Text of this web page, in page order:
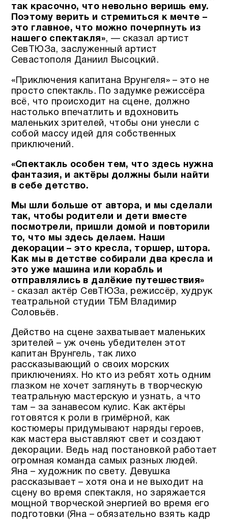
так красочно, что невольно веришь ему.
Поэтому верить и стремиться к мечте –
это главное, что можно почерпнуть из
нашего спектакля», — сказал артист
СевТЮЗа, заслуженный артист
Севастополя Даниил Высоцкий.
«Приключения капитана Врунгеля» – это не
просто спектакль. По задумке режиссёра
всё, что происходит на сцене, должно
настолько впечатлить и вдохновить
маленьких зрителей, чтобы они унесли с
собой массу идей для собственных
приключений.
«Спектакль особен тем, что здесь нужна
фантазия, и актёры должны были найти
в себе детство.
Мы шли больше от автора, и мы сделали
так, чтобы родители и дети вместе
посмотрели, пришли домой и повторили
то, что мы здесь делаем. Наши
декорации – это кресла, торшер, штора.
Как мы в детстве собирали два кресла и
это уже машина или корабль и
отправлялись в далёкие путешествия»
- сказал актёр СевТЮЗа, режиссёр, худрук
театральной студии ТБМ Владимир
Соловьёв.
Действо на сцене захватывает маленьких
зрителей – уж очень убедителен этот
капитан Врунгель, так лихо
рассказывающий о своих морских
приключениях. Но кто из ребят хоть одним
глазком не хочет заглянуть в творческую
театральную мастерскую и узнать, а что
там – за занавесом кулис. Как актёры
готовятся к роли в гримёрной, как
костюмеры придумывают наряды героев,
как мастера выставляют свет и создают
декорации. Ведь над постановкой работает
огромная команда самых разных людей.
Яна – художник по свету. Девушка
рассказывает – хотя она и не выходит на
сцену во время спектакля, но заряжается
мощной творческой энергией во время его
подготовки (Яна – обязательно взять кадр